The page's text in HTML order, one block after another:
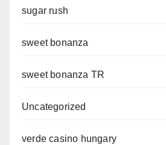
sugar rush
sweet bonanza
sweet bonanza TR
Uncategorized
verde casino hungary